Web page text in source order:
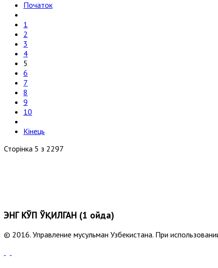
Початок
1
2
3
4
5
6
7
8
9
10
Кінець
Сторінка 5 з 2297
ЭНГ КЎП ЎҚИЛГАН (1 ойда)
© 2016. Управление мусульман Узбекистана. При